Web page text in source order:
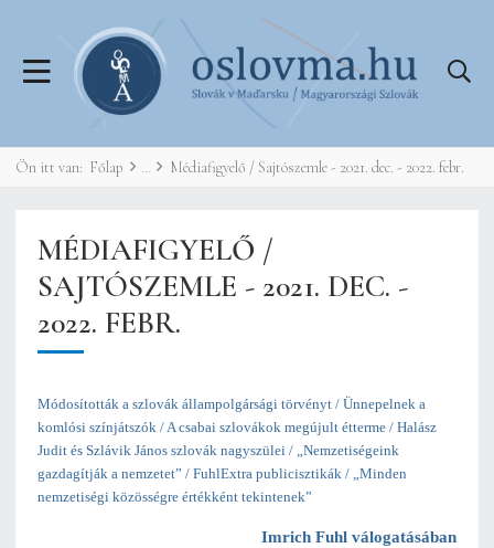
Ön itt van: Főlap Médiafigyelő / Sajtószemle - 2021. dec. - 2022. febr.
MÉDIAFIGYELŐ /
SAJTÓSZEMLE - 2021. DEC. -
2022. FEBR.
Módosították a szlovák állampolgársági törvényt / Ünnepelnek a
komlósi színjátszók / A csabai szlovákok megújult étterme / Halász
Judit és Szlávik János szlovák nagyszülei / „Nemzetiségeink
gazdagítják a nemzetet” / FuhlExtra publicisztikák / „Minden
nemzetiségi közösségre értékként tekintenek”
Imrich Fuhl válogatásában